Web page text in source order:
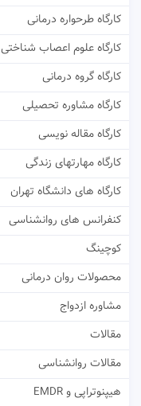
کارگاه طرحواره درمانی
کارگاه علوم اعصاب شناختی
کارگاه گروه درمانی
کارگاه مشاوره تحصیلی
کارگاه مقاله نویسی
کارگاه مهارتهای زندگی
کارگاه های دانشگاه تهران
کنفرانس های روانشناسی
کوچینگ
محصولات روان درمانی
مشاوره ازدواج
مقالات
مقالات روانشناسی
هیپنوتراپی و EMDR